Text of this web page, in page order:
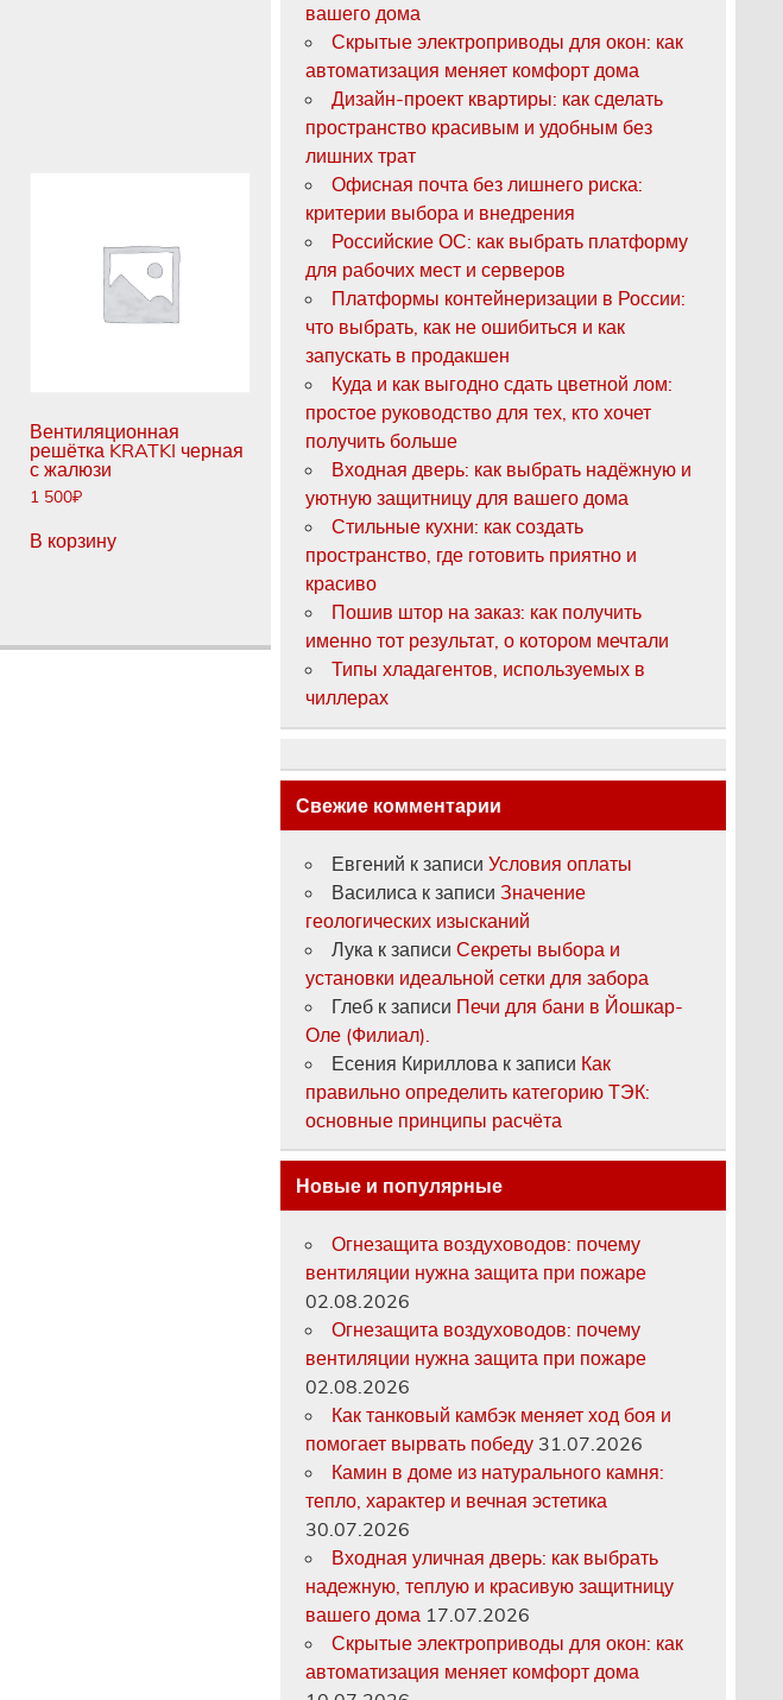
Вентиляционная
решётка KRATKI черная
с жалюзи
1 500₽
В корзину
вашего дома
Скрытые электроприводы для окон: как
автоматизация меняет комфорт дома
Дизайн-проект квартиры: как сделать
пространство красивым и удобным без
лишних трат
Офисная почта без лишнего риска:
критерии выбора и внедрения
Российские ОС: как выбрать платформу
для рабочих мест и серверов
Платформы контейнеризации в России:
что выбрать, как не ошибиться и как
запускать в продакшен
Куда и как выгодно сдать цветной лом:
простое руководство для тех, кто хочет
получить больше
Входная дверь: как выбрать надёжную и
уютную защитницу для вашего дома
Стильные кухни: как создать
пространство, где готовить приятно и
красиво
Пошив штор на заказ: как получить
именно тот результат, о котором мечтали
Типы хладагентов, используемых в
чиллерах
Свежие комментарии
Евгений к записиУсловия оплаты
Василиса к записиЗначение
геологических изысканий
Лука к записиСекреты выбора и
установки идеальной сетки для забора
Глеб к записи Печи для бани в Йошкар-
Оле (Филиал).
Есения Кириллова к записи Как
правильно определить категорию ТЭК:
основные принципы расчёта
Новые и популярные
Огнезащита воздуховодов: почему
вентиляции нужна защита при пожаре
02.08.2026
Огнезащита воздуховодов: почему
вентиляции нужна защита при пожаре
02.08.2026
Как танковый камбэк меняет ход боя и
помогает вырвать победу 31.07.2026
Камин в доме из натурального камня:
тепло, характер и вечная эстетика
30.07.2026
Входная уличная дверь: как выбрать
надежную, теплую и красивую защитницу
вашего дома 17.07.2026
Скрытые электроприводы для окон: как
автоматизация меняет комфорт дома